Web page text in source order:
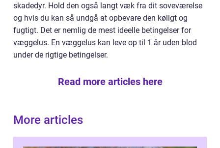
skadedyr. Hold den også langt væk fra dit soveværelse
og hvis du kan så undgå at opbevare den køligt og
fugtigt. Det er nemlig de mest ideelle betingelser for
væggelus. En væggelus kan leve op til 1 år uden blod
under de rigtige betingelser.
Read more articles here
More articles